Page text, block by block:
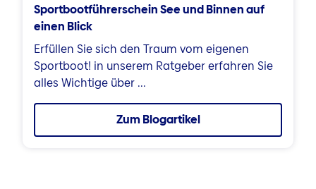
Sportbootführerschein See und Binnen auf
einen Blick
Erfüllen Sie sich den Traum vom eigenen
Sportboot! in unserem Ratgeber erfahren Sie
alles Wichtige über ...
Zum Blogartikel